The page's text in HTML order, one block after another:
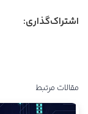
اشتراک‌گذاری:
مقالات مرتبط